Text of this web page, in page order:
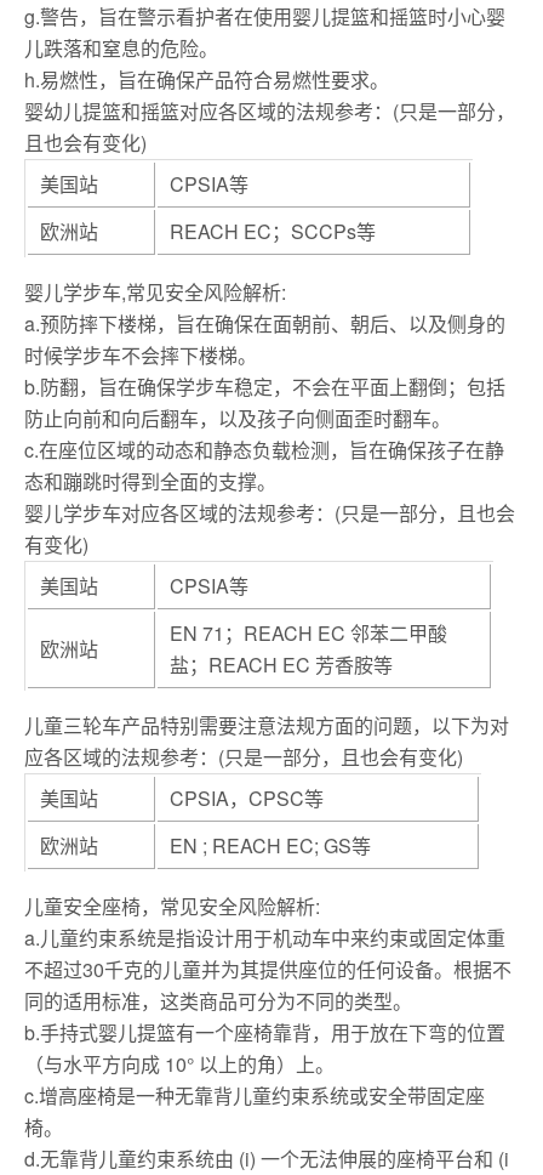
g.警告，旨在警示看护者在使用婴儿提篮和摇篮时小心婴
儿跌落和窒息的危险。
h.易燃性，旨在确保产品符合易燃性要求。
婴幼儿提篮和摇篮对应各区域的法规参考：(只是一部分，
且也会有变化)
美国站
CPSIA等
欧洲站
REACH EC；SCCPs等
婴儿学步车,常见安全风险解析:
a.预防摔下楼梯，旨在确保在面朝前、朝后、以及侧身的
时候学步车不会摔下楼梯。
b.防翻，旨在确保学步车稳定，不会在平面上翻倒；包括
防止向前和向后翻车，以及孩子向侧面歪时翻车。
c.在座位区域的动态和静态负载检测，旨在确保孩子在静
态和蹦跳时得到全面的支撑。
婴儿学步车对应各区域的法规参考：(只是一部分，且也会
有变化)
美国站
CPSIA等
欧洲站
EN 71；REACH EC 邻苯二甲酸
盐；REACH EC 芳香胺等
儿童三轮车产品特别需要注意法规方面的问题，以下为对
应各区域的法规参考：(只是一部分，且也会有变化)
美国站
CPSIA，CPSC等
欧洲站
EN ; REACH EC; GS等
儿童安全座椅，常见安全风险解析:
a.儿童约束系统是指设计用于机动车中来约束或固定体重
不超过30千克的儿童并为其提供座位的任何设备。根据不
同的适用标准，这类商品可分为不同的类型。
b.手持式婴儿提篮有一个座椅靠背，用于放在下弯的位置
（与水平方向成 10° 以上的角）上。
c.增高座椅是一种无靠背儿童约束系统或安全带固定座
椅。
d.无靠背儿童约束系统由 (i) 一个无法伸展的座椅平台和 (i